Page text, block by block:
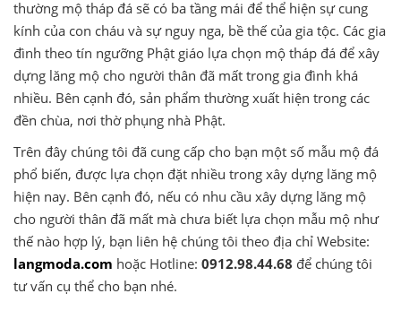
thường mộ tháp đá sẽ có ba tầng mái để thể hiện sự cung
kính của con cháu và sự nguy nga, bề thế của gia tộc. Các gia
đình theo tín ngưỡng Phật giáo lựa chọn mộ tháp đá để xây
dựng lăng mộ cho người thân đã mất trong gia đình khá
nhiều. Bên cạnh đó, sản phẩm thường xuất hiện trong các
đền chùa, nơi thờ phụng nhà Phật.
Trên đây chúng tôi đã cung cấp cho bạn một số mẫu mộ đá
phổ biến, được lựa chọn đặt nhiều trong xây dựng lăng mộ
hiện nay. Bên cạnh đó, nếu có nhu cầu xây dựng lăng mộ
cho người thân đã mất mà chưa biết lựa chọn mẫu mộ như
thế nào hợp lý, bạn liên hệ chúng tôi theo địa chỉ Website:
langmoda.com hoặc Hotline: 0912.98.44.68 để chúng tôi
tư vấn cụ thể cho bạn nhé.